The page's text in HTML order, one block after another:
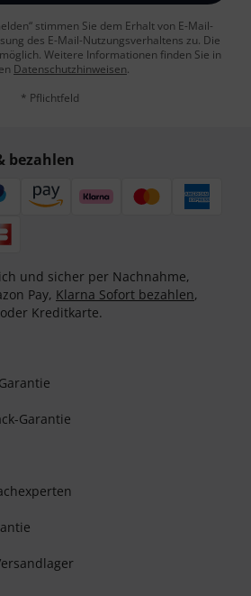
stimmen Sie dem Erhalt von E-Mail-
des E-Mail-Nutzungsverhaltens zu. Die
Weitere Informationen finden Sie in
Datenschutzhinweisen.
* Pflichtfeld
bezahlen
und sicher per Nachnahme,
Pay, Klarna Sofort bezahlen,
oder Kreditkarte.
Garantie